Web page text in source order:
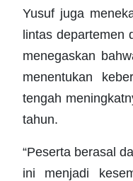
Yusuf juga
lintas departemen
menegaskan
menentukan
tengah
tahun.
“Peserta berasal
ini menjadi